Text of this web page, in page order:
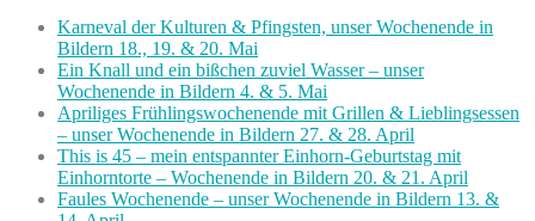
Karneval der Kulturen & Pfingsten, unser Wochenende in
Bildern 18., 19. & 20. Mai
Ein Knall und ein bißchen zuviel Wasser – unser
Wochenende in Bildern 4. & 5. Mai
Apriliges Frühlingswochenende mit Grillen & Lieblingsessen
– unser Wochenende in Bildern 27. & 28. April
This is 45 – mein entspannter Einhorn-Geburtstag mit
Einhorntorte – Wochenende in Bildern 20. & 21. April
Faules Wochenende – unser Wochenende in Bildern 13. &